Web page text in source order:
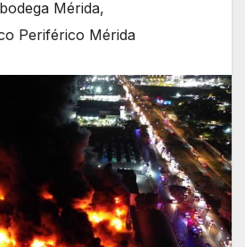
Mérida,
Periférico Mérida